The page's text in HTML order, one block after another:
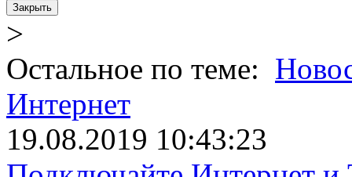
Закрыть
>
Остальное по теме:
Интернет
19.08.2019 10:43:23